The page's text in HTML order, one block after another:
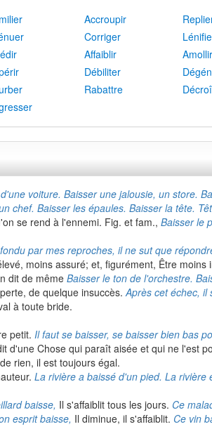
Accroupir
Corriger
Affaiblir Amollir
Débiliter
Rabattre
voiture. Baisser une jalousie, un store.
chef. Baisser les épaules. Baisser la tête.
se rend à l'ennemi. Fig. et fam., Baisser le
par mes reproches, il ne sut que
moins assuré; et, figurément, Être
dit de mêmeBaisser le ton de l'orchestre.
de quelque insuccès.Après cet échec, il
à toute bride.
petit. Il faut se baisser, se baisser bien bas
d'une Chose qui paraît aisée et qui ne l'est
rien, il est toujours égal.
La rivière a baissé d'un pied. La
baisse, Il s'affaiblit tous les jours. Ce
esprit baisse, Il diminue, il s'affaiblit. Ce vin